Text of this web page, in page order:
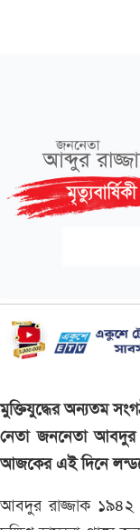
মুক্তিযুদ্ধের অন্যতম
নেতা জননেতা আবদুর
আজকের এই দিনে
আবদুর রাজ্জাক ১৯৪২